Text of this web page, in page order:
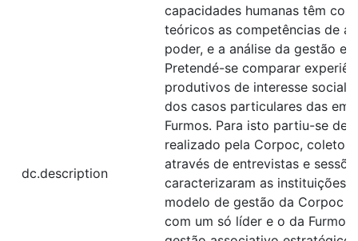
dc.description
capacidades humanas têm
teóricos as competências de
poder, e a análise da gestão
Pretendé-se comparar
produtivos de interesse social
dos casos particulares das
Furmos. Para isto partiu-se de
realizado pela Corpoc,
através de entrevistas e
caracterizaram as instituições.
modelo de gestão da Corpoc
com um só líder e o da Furmos